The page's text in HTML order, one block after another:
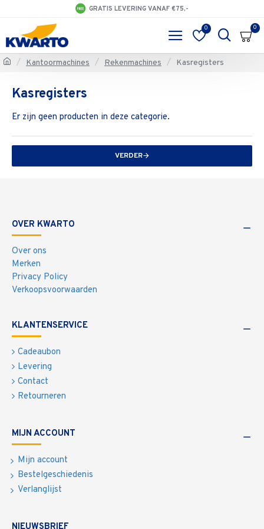
GRATIS LEVERING VANAF €75,-
0 0
Kantoormachines Rekenmachines Kasregisters
Kasregisters
Er zijn geen producten in deze categorie.
VERDER
OVER KWARTO
Over ons
Merken
Privacy Policy
Verkoopsvoorwaarden
KLANTENSERVICE
Cadeaubon
Levering
Contact
Retourneren
MIJN ACCOUNT
Mijn account
Bestelgeschiedenis
Verlanglijst